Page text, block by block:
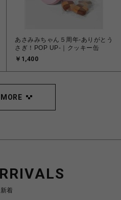
あさみみちゃん５周年-ありがとう
さぎ！POP UP-｜クッキー缶
￥1,400
新着